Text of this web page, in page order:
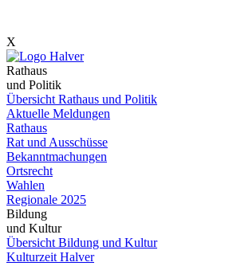
X
Rathaus
und Politik
Übersicht Rathaus und Politik
Aktuelle Meldungen
Rathaus
Rat und Ausschüsse
Bekanntmachungen
Ortsrecht
Wahlen
Regionale 2025
Bildung
und Kultur
Übersicht Bildung und Kultur
Kulturzeit Halver